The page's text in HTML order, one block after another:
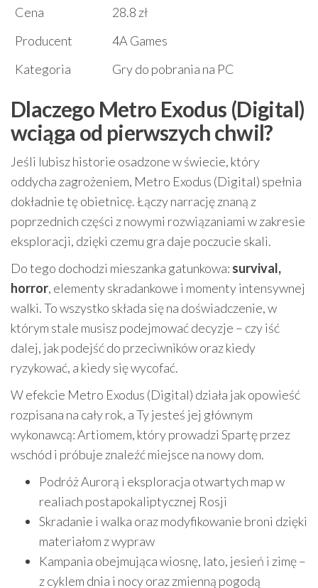
Cena
28.8 zł
Producent
4A Games
Kategoria
Gry do pobrania na PC
Dlaczego Metro Exodus (Digital)
wciąga od pierwszych chwil?
Jeśli lubisz historie osadzone w świecie, który
oddycha zagrożeniem, Metro Exodus (Digital) spełnia
dokładnie tę obietnicę. Łączy narrację znaną z
poprzednich części z nowymi rozwiązaniami w zakresie
eksploracji, dzięki czemu gra daje poczucie skali.
Do tego dochodzi mieszanka gatunkowa: survival,
horror, elementy skradankowe i momenty intensywnej
walki. To wszystko składa się na doświadczenie, w
którym stale musisz podejmować decyzje – czy iść
dalej, jak podejść do przeciwników oraz kiedy
ryzykować, a kiedy się wycofać.
W efekcie Metro Exodus (Digital) działa jak opowieść
rozpisana na cały rok, a Ty jesteś jej głównym
wykonawcą: Artiomem, który prowadzi Spartę przez
wschód i próbuje znaleźć miejsce na nowy dom.
Podróż Aurorą i eksploracja otwartych map w
realiach postapokaliptycznej Rosji
Skradanie i walka oraz modyfikowanie broni dzięki
materiałom z wypraw
Kampania obejmująca wiosnę, lato, jesień i zimę –
z cyklem dnia i nocy oraz zmienną pogodą